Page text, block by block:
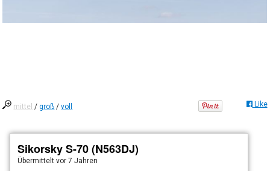
mittel /groß /voll Like
Sikorsky S-70 (N563DJ)
Übermitteltvor 7 Jahren